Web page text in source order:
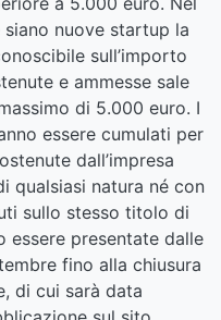
nuove startup la
sull’importo
e ammesse sale
di 5.000 euro. I
essere cumulati per
dall’impresa
qualsiasi natura né con
sullo stesso titolo di
essere presentate dalle
fino alla chiusura
di cui sarà data